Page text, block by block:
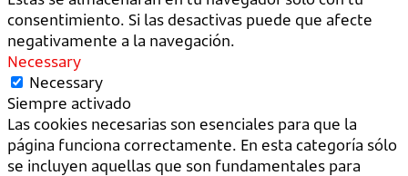
consentimiento. Si las desactivas puede que afecte
negativamente a la navegación.
Necessary
Necessary
Siempre activado
Las cookies necesarias son esenciales para que la
página funciona correctamente. En esta categoría sólo
se incluyen aquellas que son fundamentales para